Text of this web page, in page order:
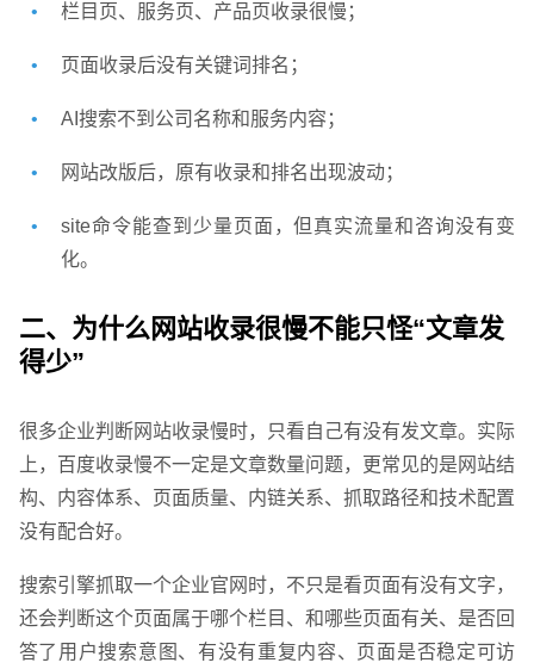
栏目页、服务页、产品页收录很慢；
页面收录后没有关键词排名；
AI搜索不到公司名称和服务内容；
网站改版后，原有收录和排名出现波动；
site命令能查到少量页面，但真实流量和咨询没有变
化。
二、为什么网站收录很慢不能只怪“文章发
得少”
很多企业判断网站收录慢时，只看自己有没有发文章。实际
上，百度收录慢不一定是文章数量问题，更常见的是网站结
构、内容体系、页面质量、内链关系、抓取路径和技术配置
没有配合好。
搜索引擎抓取一个企业官网时，不只是看页面有没有文字，
还会判断这个页面属于哪个栏目、和哪些页面有关、是否回
答了用户搜索意图、有没有重复内容、页面是否稳定可访